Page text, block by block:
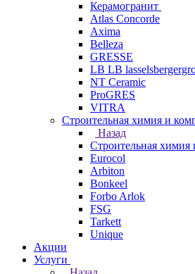
Керамогранит
Atlas Concorde
Axima
Belleza
GRESSE
LB LB
NT Ceramic
ProGRES
VITRA
Строительная химия и
Назад
Строительная
Eurocol
Arbiton
Bonkeel
Forbo Arlok
FSG
Tarkett
Unique
Акции
Услуги